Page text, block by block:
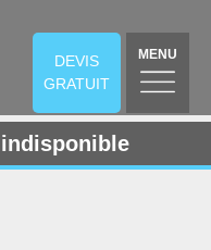
DEVIS
GRATUIT
MENU
indisponible